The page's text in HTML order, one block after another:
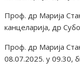
Проф. др Марија
канцеларија, др
Проф. др Марија
08.07.2025. у 09.30,